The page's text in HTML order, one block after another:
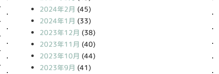
2024年2月 (45)
2024年1月 (33)
2023年12月 (38)
2023年11月 (40)
2023年10月 (44)
2023年9月 (41)